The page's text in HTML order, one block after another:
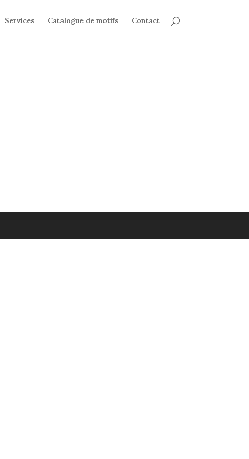
Services Catalogue de motifs Contact